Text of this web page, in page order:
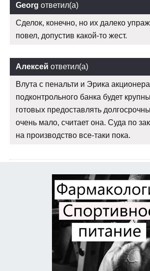
Georg ответил(а)
Сделок, конечно, но их далеко
повел, допустив какой-то жест.
Алексей ответил(а)
Влута с пенальти и Эрика
подконтрольного банка будет
готовых предоставлять
очень мало, считает она. Суда по
на производство все-таки пока.